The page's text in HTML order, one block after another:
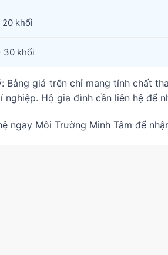
20 khối
30 khối
Bảng giá trên chỉ mang tính chất
nghiệp. Hộ gia đình cần liên hệ để
ngay Môi Trường Minh Tâm để